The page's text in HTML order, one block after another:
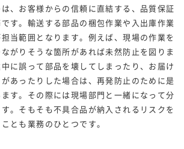
、お客様からの信頼に直結する、品質保証
す。輸送する部品の梱包作業や入出庫作業
当範囲となります。例えば、現場の作業を
がりそうな箇所があれば未然防止を図りま
に誤って部品を壊してしまったり、お届け
あったりした場合は、再発防止のために是
す。その際には現場部門と一緒になって分
。そもそも不具合品が納入されるリスクを
とも業務のひとつです。